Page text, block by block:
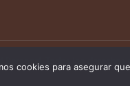
Personal. Todos los
cookies para asegurar